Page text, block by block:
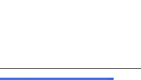
一跃成为国内软件市场的领头羊。今
董事姚伟先生，来探寻神话的始
谢您在百忙